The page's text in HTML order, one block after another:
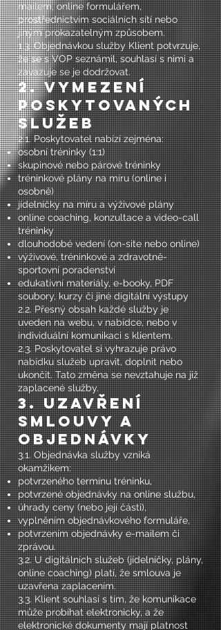
mailem, online formulářem,
prostřednictvím sociálních sítí nebo
jiným prokazatelným způsobem.
1.3. Objednávkou služby Klient potvrzuje,
že se s VOP seznámil, souhlasí s nimi a
zavazuje se je dodržovat.
2. Vymezení
poskytovaných
služeb
2.1. Poskytovatel nabízí zejména:
osobní tréninky (1:1)
skupinové nebo párové tréninky
tréninkové plány na míru (online i
osobně)
jídelníčky na míru a výživové plány
online coaching, konzultace a video-call
tréninky
dlouhodobé vedení (on-site nebo online)
výživové, tréninkové a zdravotně-
sportovní poradenství
edukativní materiály, e-booky, PDF
soubory, kurzy či jiné digitální výstupy
2.2. Přesný obsah každé služby je
uveden na webu, v nabídce, nebo v
individuální komunikaci s klientem.
2.3. Poskytovatel si vyhrazuje právo
nabídku služeb upravit, doplnit nebo
ukončit. Tato změna se nevztahuje na již
zaplacené služby.
3. Uzavření
smlouvy a
objednávky
3.1. Objednávka služby vzniká
okamžikem:
potvrzeného termínu tréninku,
potvrzené objednávky na online službu,
úhrady ceny (nebo její části),
vyplněním objednávkového formuláře,
potvrzením objednávky e-mailem či
zprávou.
3.2. U digitálních služeb (jídelníčky, plány,
online coaching) platí, že smlouva je
uzavřena zaplacením.
3.3. Klient souhlasí s tím, že komunikace
může probíhat elektronicky, a že
elektronické dokumenty mají platnost